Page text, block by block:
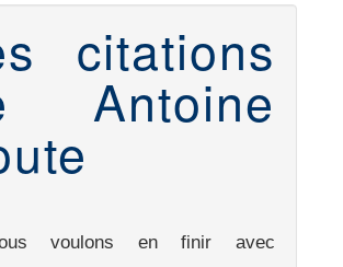
citations
Antoine
voulons en finir avec